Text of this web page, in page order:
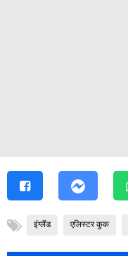
इंग्लैंड एलिस्टर कुक